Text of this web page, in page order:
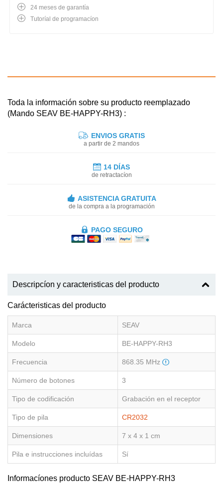
24 meses de garantía
Tutoríal de programacíon
Toda la información sobre su producto reemplazado
(Mando SEAV BE-HAPPY-RH3) :
ENVIOS GRATIS
a partir de 2 mandos
14 DÍAS
de retractacíon
ASISTENCIA GRATUITA
de la compra a la programación
PAGO SEGURO
Descripcíon y caracteristicas del producto
Carácteristicas del producto
Marca SEAV
Modelo BE-HAPPY-RH3
Frecuencia 868.35 MHz
Número de botones 3
Tipo de codificación Grabación en el receptor
Tipo de pila CR2032
Dimensiones 7 x 4 x 1 cm
Pila e instrucciones incluídas Sí
Informacíones producto SEAV BE-HAPPY-RH3